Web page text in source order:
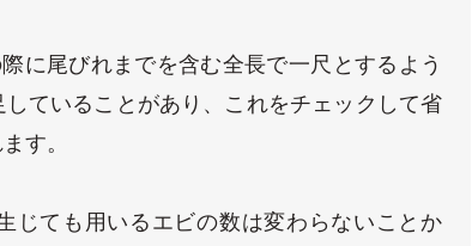
に尾びれまでを含む全長で一尺とするよう
ていることがあり、これをチェックして省
す。
じても用いるエビの数は変わらないことか